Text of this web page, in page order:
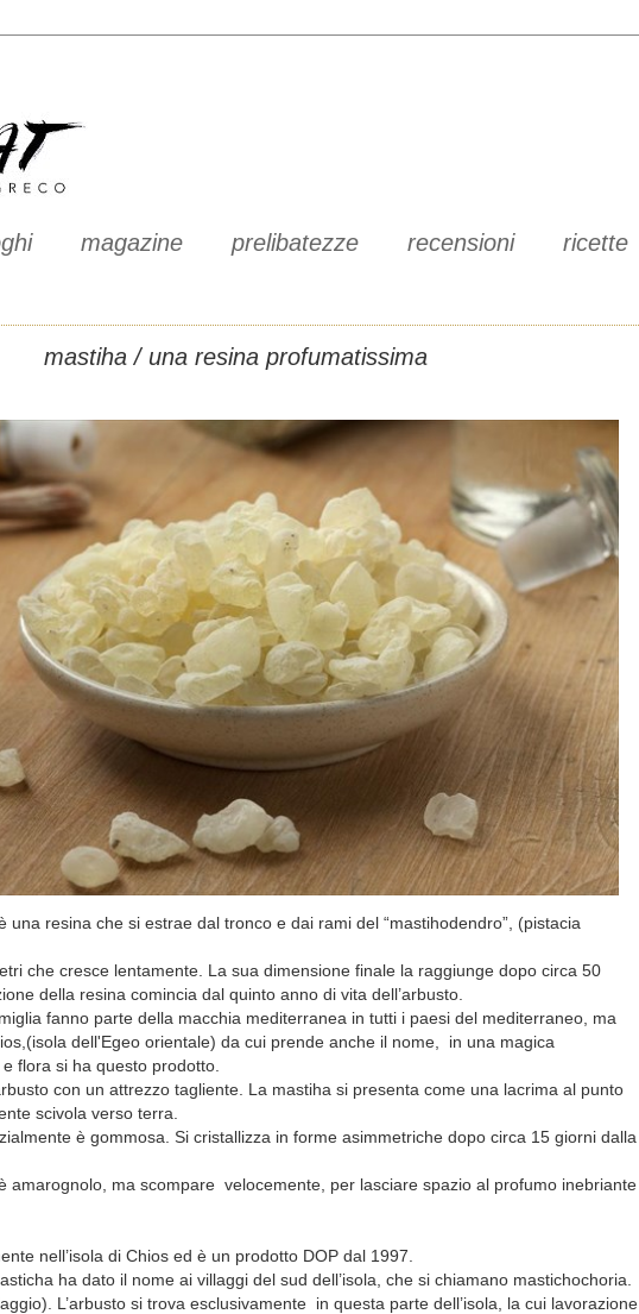
magazine prelibatezze recensioni ricette
mastiha / una resina profumatissima
è una resina che si estrae dal tronco e dai rami del “mastihodendro”, (pistacia
che cresce lentamente. La sua dimensione finale la raggiunge dopo circa 50
della resina comincia dal quinto anno di vita dell’arbusto.
fanno parte della macchia mediterranea in tutti i paesi del mediterraneo, ma
dell'Egeo orientale) da cui prende anche il nome, in una magica
flora si ha questo prodotto.
con un attrezzo tagliente. La mastiha si presenta come una lacrima al punto
scivola verso terra.
è gommosa. Si cristallizza in forme asimmetriche dopo circa 15 giorni dalla
è amarognolo, ma scompare velocemente, per lasciare spazio al profumo inebriante
nell’isola di Chios ed è un prodotto DOP dal 1997.
ha dato il nome ai villaggi del sud dell’isola, che si chiamano mastichochoria.
L’arbusto si trova esclusivamente in questa parte dell’isola, la cui lavorazione